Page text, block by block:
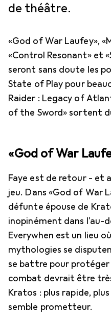
de théâtre.
«God of War Laufey»,
«Control Resonant» et
seront sans doute les
State of Play pour
Raider : Legacy of
of the Sword» sortent
«God of War
Faye est de retour - et
jeu. Dans «God of War
défunte épouse de
inopinément dans l'au-
Everywhen est un lieu
mythologies se
se battre pour protéger
combat devrait être
Kratos : plus rapide,
semble prometteur.